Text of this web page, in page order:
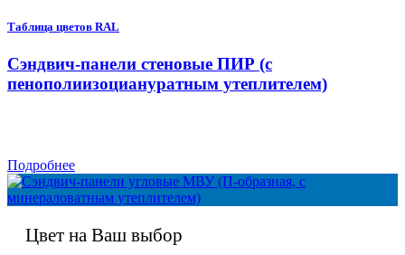
Таблица цветов RAL
Сэндвич-панели стеновые ПИР (с
пенополиизоциануратным утеплителем)
Подробнее
Цвет на Ваш выбор